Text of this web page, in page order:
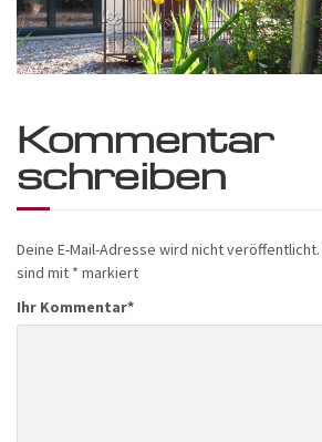
Kommentar
schreiben
Deine E-Mail-Adresse wird nicht veröffentlicht.
sind mit * markiert
Ihr Kommentar*